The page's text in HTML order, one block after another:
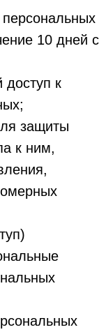
10 дней с
к
защиты
к ним,